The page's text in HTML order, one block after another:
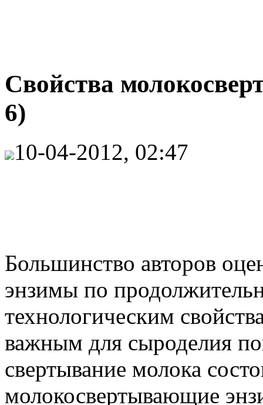
Свойства
6)
10-04-2012, 02:47
Большинство авторов
энзимы по
технологическим
важным для сыроделия
свертывание молока
молокосвертывающие